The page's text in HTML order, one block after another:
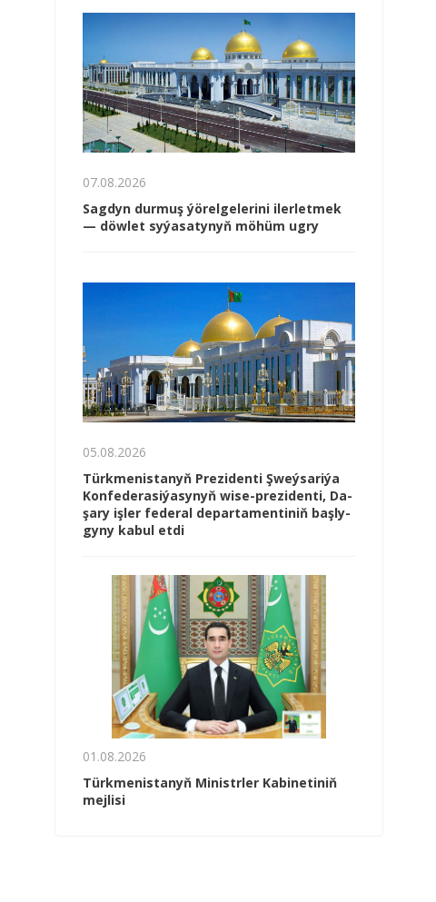
07.08.2026
Sagdyn durmuş ýörelgelerini ilerletmek
— döwlet syýasatynyň möhüm ugry
05.08.2026
Türk­me­nis­ta­nyň Prezidenti Şweý­sa­ri­ýa
Kon­fe­de­ra­si­ýa­sy­nyň wi­se-prezidenti, Da­
şa­ry iş­ler fe­de­ral de­par­ta­men­ti­niň baş­ly­
gy­ny ka­bul et­di
01.08.2026
Türkmenistanyň Ministrler Kabinetiniň
mejlisi